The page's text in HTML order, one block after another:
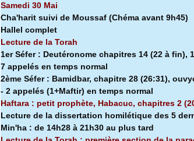
Samedi 30 Mai
Cha'harit suivi de Moussaf (Chéma avant 9h45)
Hallel complet
Lecture de la Torah
1er Séfer : Deutéronome chapitres 14 (22 à fin),
7 appelés en temps normal
2ème Séfer : Bamidbar, chapitre 28 (26:31),
- 2 appelés (1+Maftir) en temps normal
Haftara : petit prophète, Habacuc, chapitres 2
Lecture de la dissertation homilétique des 5
Min'ha : de 14h28 à 21h30 au plus tard